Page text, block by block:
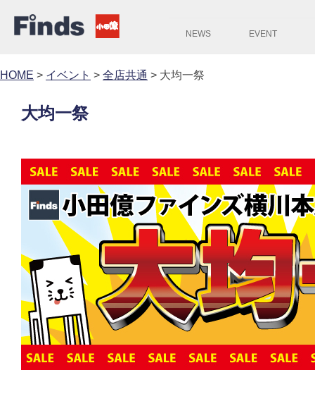
NEWS EVENT
HOME > イベント > 全店共通 > 大均一祭
大均一祭